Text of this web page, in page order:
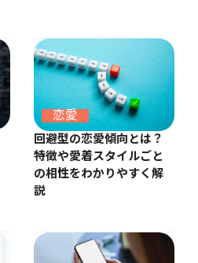
恋愛
回避型の恋愛傾向とは？
特徴や愛着スタイルごと
の相性をわかりやすく解
説